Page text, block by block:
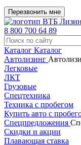
Перезвонить мне
8 800 700 64 89
Каталог Каталог
Автолизинг
Легковые
ЛКТ
Грузовые
Спецтехника
Техника с пробегом
Купить авто с
Спецпредложения
Скидки и акции
Плавающая ставка